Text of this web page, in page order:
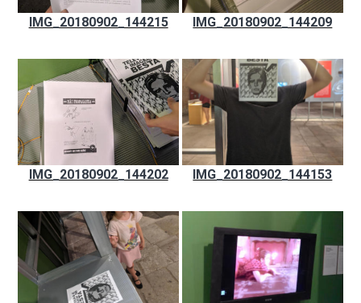
IMG_20180902_144215 IMG_20180902_144209
IMG_20180902_144202 IMG_20180902_144153